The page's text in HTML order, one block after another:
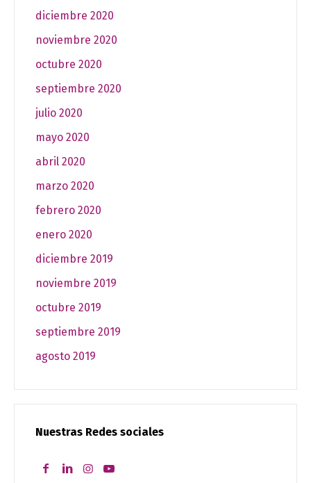
diciembre 2020
noviembre 2020
octubre 2020
septiembre 2020
julio 2020
mayo 2020
abril 2020
marzo 2020
febrero 2020
enero 2020
diciembre 2019
noviembre 2019
octubre 2019
septiembre 2019
agosto 2019
Nuestras Redes sociales